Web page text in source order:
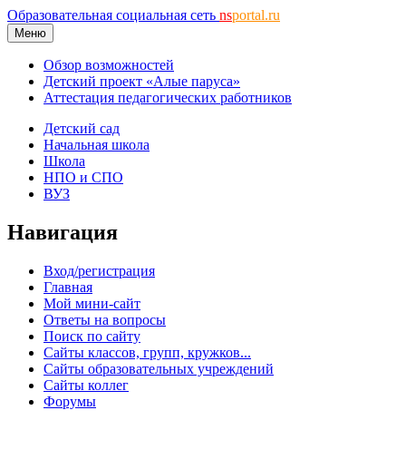
Образовательная социальная сеть nsportal.ru
Меню
Обзор возможностей
Детский проект «Алые паруса»
Аттестация педагогических работников
Детский сад
Начальная школа
Школа
НПО и СПО
ВУЗ
Навигация
Вход/регистрация
Главная
Мой мини-сайт
Ответы на вопросы
Поиск по сайту
Сайты классов, групп, кружков...
Сайты образовательных учреждений
Сайты коллег
Форумы